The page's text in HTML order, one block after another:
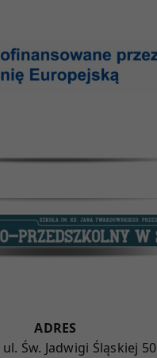
ADRES
Św. Jadwigi Śląskiej 50